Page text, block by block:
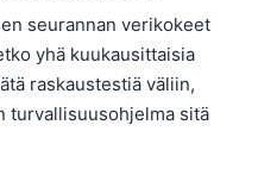
seurannan verikokeet
yhä kuukausittaisia
raskaustestiä väliin,
turvallisuusohjelma sitä